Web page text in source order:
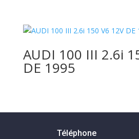
AUDI 100 III 2.6i
DE 1995
Téléphone